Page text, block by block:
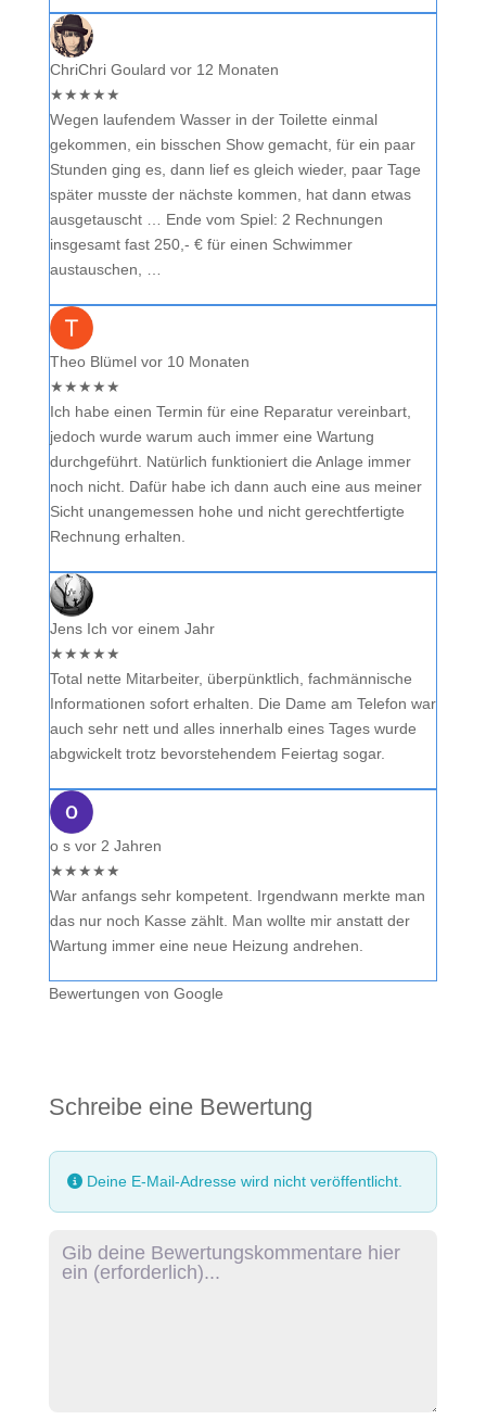
ChriChri Goulard vor 12 Monaten
★★★★★
Wegen laufendem Wasser in der Toilette einmal
gekommen, ein bisschen Show gemacht, für ein paar
Stunden ging es, dann lief es gleich wieder, paar Tage
später musste der nächste kommen, hat dann etwas
ausgetauscht … Ende vom Spiel: 2 Rechnungen
insgesamt fast 250,- € für einen Schwimmer
austauschen, …
Theo Blümel vor 10 Monaten
★★★★★
Ich habe einen Termin für eine Reparatur vereinbart,
jedoch wurde warum auch immer eine Wartung
durchgeführt. Natürlich funktioniert die Anlage immer
noch nicht. Dafür habe ich dann auch eine aus meiner
Sicht unangemessen hohe und nicht gerechtfertigte
Rechnung erhalten.
Jens Ich vor einem Jahr
★★★★★
Total nette Mitarbeiter, überpünktlich, fachmännische
Informationen sofort erhalten. Die Dame am Telefon war
auch sehr nett und alles innerhalb eines Tages wurde
abgwickelt trotz bevorstehendem Feiertag sogar.
o s vor 2 Jahren
★★★★★
War anfangs sehr kompetent. Irgendwann merkte man
das nur noch Kasse zählt. Man wollte mir anstatt der
Wartung immer eine neue Heizung andrehen.
Bewertungen von Google
Schreibe eine Bewertung
Deine E-Mail-Adresse wird nicht veröffentlicht.
Rezensionstext